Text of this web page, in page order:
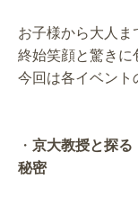
お子様から大人ま
終始笑顔と驚きに
今回は各イベント
・ 京大教授と探る
秘密